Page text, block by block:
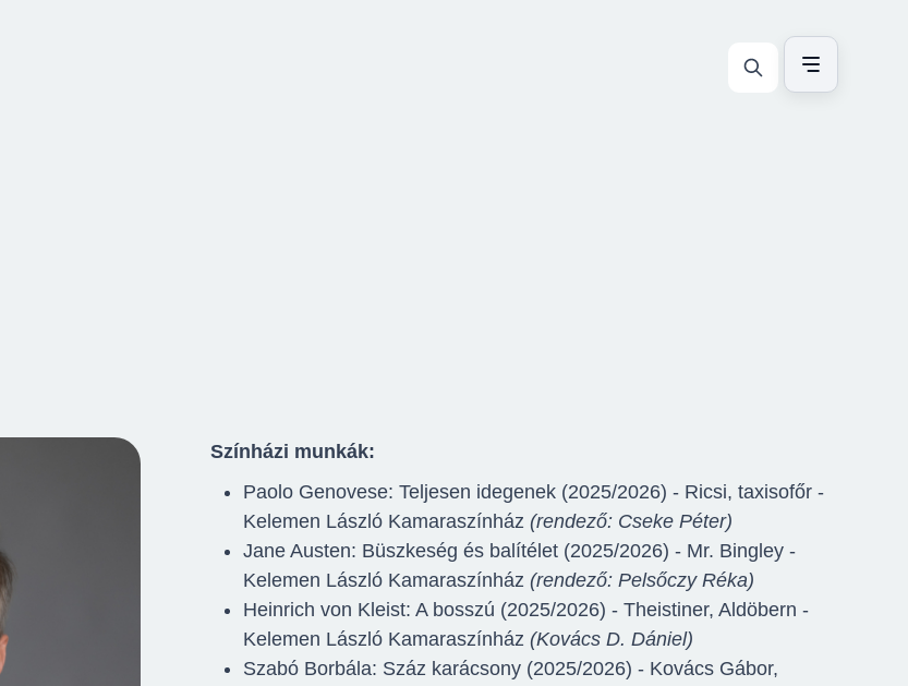
Színházi munkák:
Paolo Genovese: Teljesen idegenek (2025/2026) - Ricsi, taxisofőr -
Kelemen László Kamaraszínház (rendező: Cseke Péter)
Jane Austen: Büszkeség és balítélet (2025/2026) - Mr. Bingley -
Kelemen László Kamaraszínház (rendező: Pelsőczy Réka)
Heinrich von Kleist: A bosszú (2025/2026) - Theistiner, Aldöbern -
Kelemen László Kamaraszínház (Kovács D. Dániel)
Szabó Borbála: Száz karácsony (2025/2026) - Kovács Gábor,